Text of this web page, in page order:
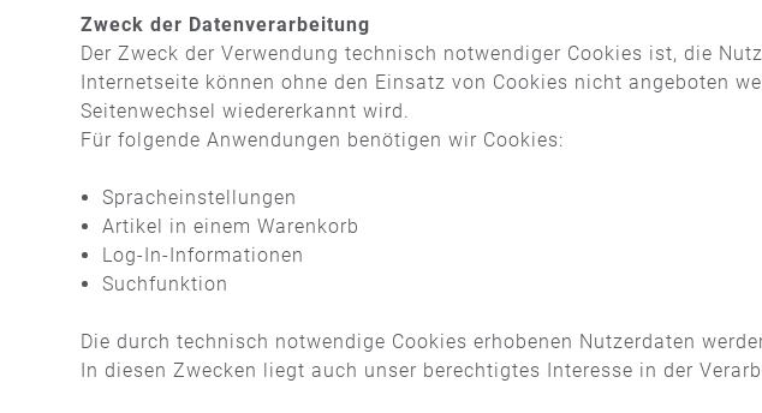
Zweck der Datenverarbeitung
Der Zweck der Verwendung technisch notwendiger Cookies ist, die
Internetseite können ohne den Einsatz von Cookies nicht angeboten
Seitenwechsel wiedererkannt wird.
Für folgende Anwendungen benötigen wir Cookies:
Spracheinstellungen
Artikel in einem Warenkorb
Log-In-Informationen
Suchfunktion
Die durch technisch notwendige Cookies erhobenen Nutzerdaten
In diesen Zwecken liegt auch unser berechtigtes Interesse in der